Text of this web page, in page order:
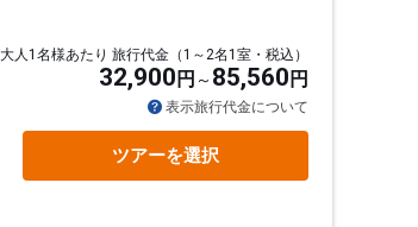
大人1名様あたり 旅行代金（1～2名1室・税込）
32,900 円 85,560 円
表示旅行代金について
ツアーを選択